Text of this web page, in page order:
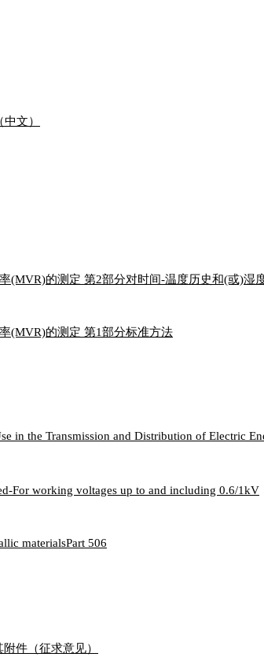
文）
(MVR)的测定 第2部分对时间-温度历史和(或)湿
(MVR)的测定 第1部分标准方法
in the Transmission and Distribution of Electric
For working voltages up to and including 0.6/1kV
materialsPart 506
件（征求意见）